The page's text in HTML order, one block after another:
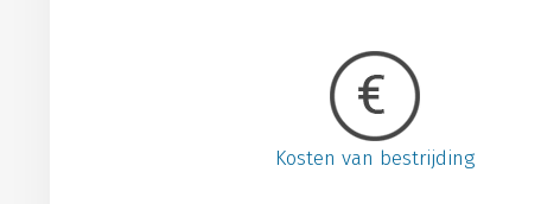
Kosten van bestrijding